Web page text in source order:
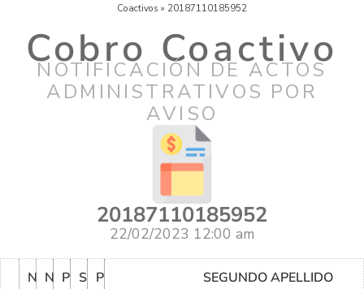
Coactivos » 20187110185952
Cobro Coactivo
NOTIFICACIÓN DE ACTOS
ADMINISTRATIVOS POR
AVISO
20187110185952
22/02/2023 12:00 am
N N P S P
SEGUNDO APELLIDO